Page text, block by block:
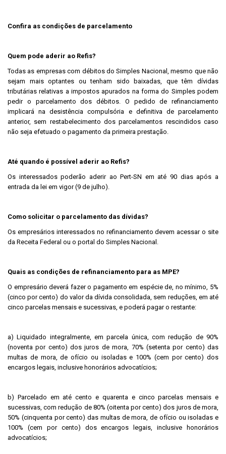
Confira as condições de parcelamento
Quem pode aderir ao Refis?
Todas as empresas com débitos do Simples Nacional, mesmo que não
sejam mais optantes ou tenham sido baixadas, que têm dívidas
tributárias relativas a impostos apurados na forma do Simples podem
pedir o parcelamento dos débitos. O pedido de refinanciamento
implicará na desistência compulsória e definitiva de parcelamento
anterior, sem restabelecimento dos parcelamentos rescindidos caso
não seja efetuado o pagamento da primeira prestação.
Até quando é possível aderir ao Refis?
Os interessados poderão aderir ao Pert-SN em até 90 dias após a
entrada da lei em vigor (9 de julho).
Como solicitar o parcelamento das dívidas?
Os empresários interessados no refinanciamento devem acessar o site
da Receita Federal ou o portal do Simples Nacional.
Quais as condições de refinanciamento para as MPE?
O empresário deverá fazer o pagamento em espécie de, no mínimo, 5%
(cinco por cento) do valor da dívida consolidada, sem reduções, em até
cinco parcelas mensais e sucessivas, e poderá pagar o restante:
a) Liquidado integralmente, em parcela única, com redução de 90%
(noventa por cento) dos juros de mora, 70% (setenta por cento) das
multas de mora, de ofício ou isoladas e 100% (cem por cento) dos
encargos legais, inclusive honorários advocatícios;
b) Parcelado em até cento e quarenta e cinco parcelas mensais e
sucessivas, com redução de 80% (oitenta por cento) dos juros de mora,
50% (cinquenta por cento) das multas de mora, de ofício ou isoladas e
100% (cem por cento) dos encargos legais, inclusive honorários
advocatícios;